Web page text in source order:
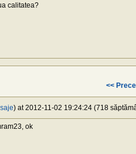
calitatea?
<<
) at 2012-11-02 19:24:24 (718
ok